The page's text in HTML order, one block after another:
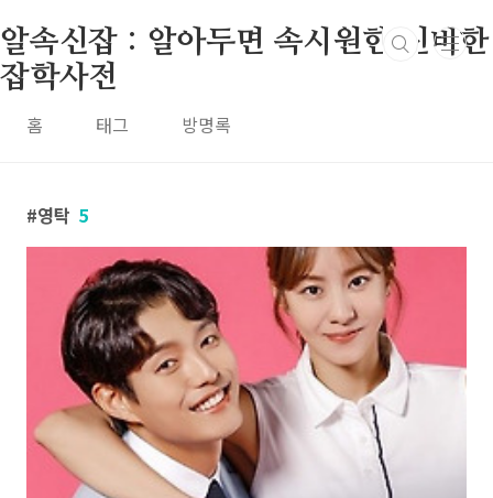
알속신잡 : 알아두면 속시원한 신비한
잡학사전
홈 태그 방명록
영탁 5